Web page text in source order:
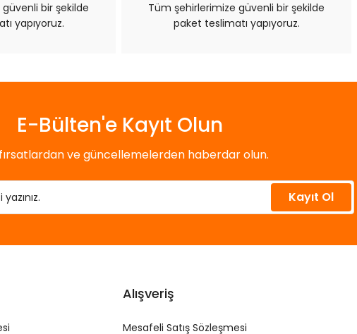
bir şekilde
yapıyoruz.
Tüm şehirlerimize güvenli bir şekilde
paket teslimatı yapıyoruz.
E-Bülten'e Kayıt Olun
ve güncellemelerden haberdar olun.
Kayıt Ol
Alışveriş
Mesafeli Satış Sözleşmesi